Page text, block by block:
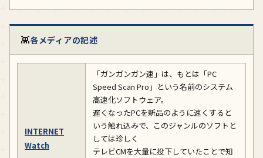
👾各メディアの記述
INTERNET
Watch
「ガンガンガン速」は、もとは「PC
Speed Scan Pro」という名前のシステム
高速化ソフトウェア。
遅くなったPCを新品のように速くすると
いう触れ込みで、このジャンルのソフトと
しては珍しく
テレビCMを大量に投下していたことで知